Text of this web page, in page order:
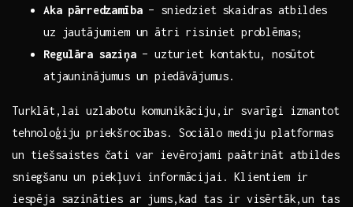
Aka pārredzamība– sniedziet⁢ skaidras ⁤atbildes
uz ​jautājumiem un ātri risiniet‍ problēmas;
Regulāra saziņa– uzturiet kontaktu,⁣ nosūtot
atjauninājumus un ⁤piedāvājumus.
Turklāt,lai uzlabotu​ komunikāciju,ir‌ svarīgi izmantot
tehnoloģiju priekšrocības. Sociālo mediju platformas
un tiešsaistes čati var ievērojami paātrināt atbildes
sniegšanu un piekļuvi informācijai. Klientiem ir
⁤iespēja sazināties ar jums,kad tas ir visērtāk,un tas